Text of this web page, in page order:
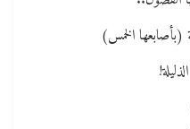
(بأصابعها الخمس)